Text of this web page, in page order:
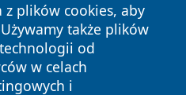
z plików cookies, aby
także plików
od
w celach
i